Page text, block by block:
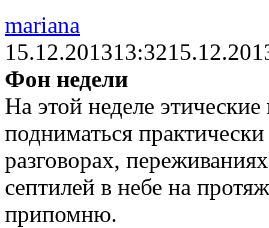
mariana
15.12.201313:32
Фон недели
На этой неделе
подниматься
разговорах,
септилей в небе на
припомню.